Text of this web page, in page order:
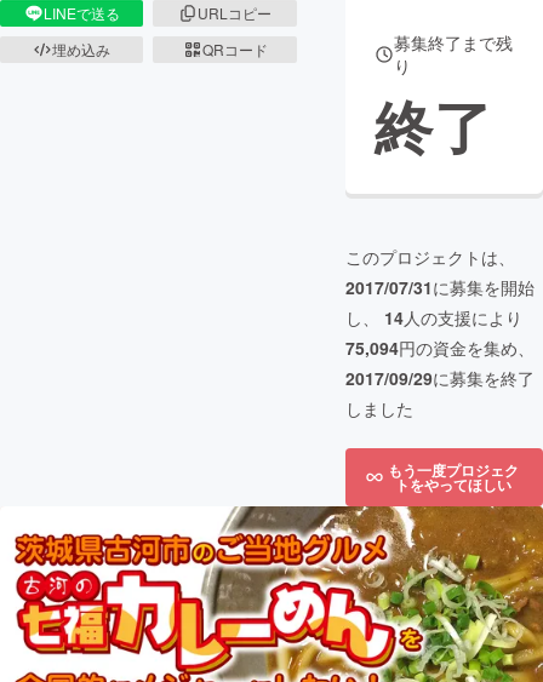
LINEで送る
URLコピー
埋め込み
QRコード
募集終了まで残
り
終了
このプロジェクトは、
2017/07/31に募集を開始
し、 14人の支援により
75,094円の資金を集め、
2017/09/29に募集を終了
しました
もう一度プロジェク
トをやってほしい